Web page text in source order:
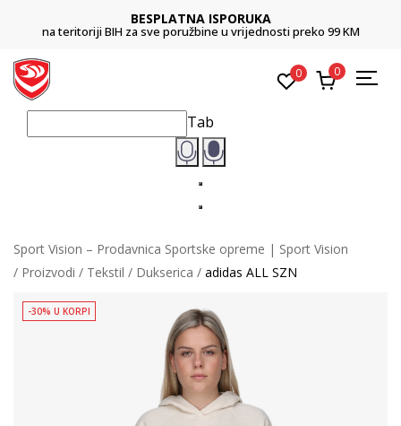
BESPLATNA ISPORUKA
na teritoriji BIH za sve poružbine u vrijednosti preko 99 KM
0 0
Tab
Sport Vision – Prodavnica Sportske opreme | Sport Vision
Proizvodi
Tekstil Dukserica adidas ALL SZN
-30% U KORPI